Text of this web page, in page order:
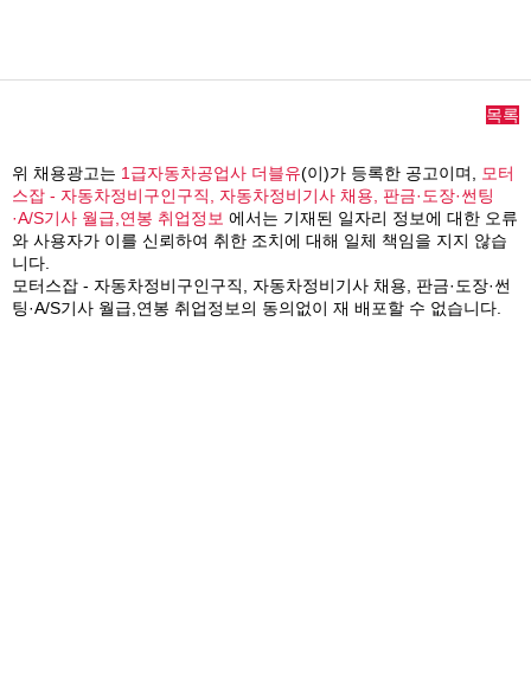
목록
위 채용광고는 1급자동차공업사 더블유(이)가 등록한 공고이며, 모터
스잡 - 자동차정비구인구직, 자동차정비기사 채용, 판금·도장·썬팅
·A/S기사 월급,연봉 취업정보 에서는 기재된 일자리 정보에 대한 오류
와 사용자가 이를 신뢰하여 취한 조치에 대해 일체 책임을 지지 않습
니다.
모터스잡 - 자동차정비구인구직, 자동차정비기사 채용, 판금·도장·썬
팅·A/S기사 월급,연봉 취업정보의 동의없이 재 배포할 수 없습니다.